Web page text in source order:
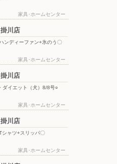
川花鳥園前店
家具･ホームセンター
川店
ンディーファン+氷のう〇
家具･ホームセンター
川店
ダイエット（犬）8/8号○
家具･ホームセンター
川店
シャツ+スリッパ〇
家具･ホームセンター